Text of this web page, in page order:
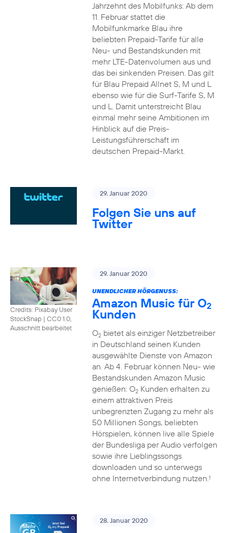
Jahrzehnt des Mobilfunks: Ab dem
11. Februar stattet die
Mobilfunkmarke Blau ihre
beliebten Prepaid-Tarife für alle
Neu- und Bestandskunden mit
mehr LTE-Datenvolumen aus und
das bei sinkenden Preisen. Das gilt
für Blau Prepaid Allnet S, M und L
ebenso wie für die Surf-Tarife S, M
und L. Damit unterstreicht Blau
einmal mehr seine Ambitionen im
Hinblick auf die Preis-
Leistungsführerschaft im
deutschen Prepaid-Markt.
29. Januar 2020
Folgen Sie uns auf
Twitter
Credits: Pixabay User
StockSnap | CC0 1.0,
Ausschnitt bearbeitet
29. Januar 2020
UNENDLICHER HÖRGENUSS:
Amazon Music für O2
Kunden
O2bietet als einziger Netzbetreiber
in Deutschland seinen Kunden
ausgewählte Dienste von Amazon
an. Ab 4. Februar können Neu- wie
Bestandskunden Amazon Music
genießen: O2Kunden erhalten zu
einem attraktiven Preis
unbegrenzten Zugang zu mehr als
50 Millionen Songs, beliebten
Hörspielen, können live alle Spiele
der Bundesliga per Audio verfolgen
sowie ihre Lieblingssongs
downloaden und so unterwegs
ohne Internetverbindung nutzen.1
28. Januar 2020